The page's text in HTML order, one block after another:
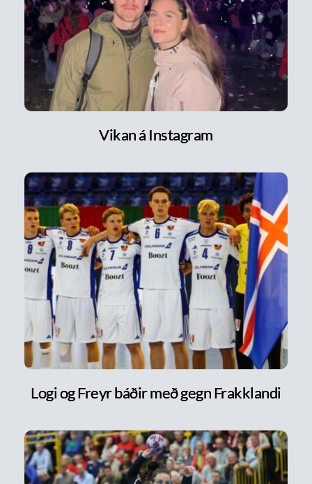
Vikan á Instagram
Logi og Freyr báðir með gegn Frakklandi